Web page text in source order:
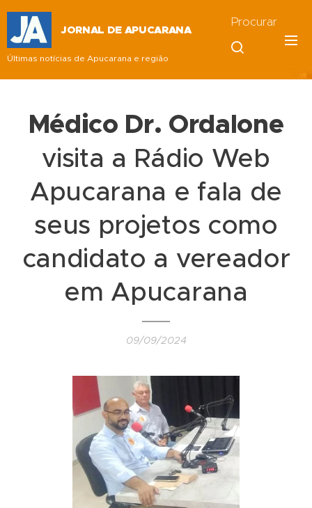
JORNAL DE APUCARANA
Últimas notícias de Apucarana e região
Procurar
Médico Dr. Ordalone
visita a Rádio Web
Apucarana e fala de
seus projetos como
candidato a vereador
em Apucarana
09/09/2024